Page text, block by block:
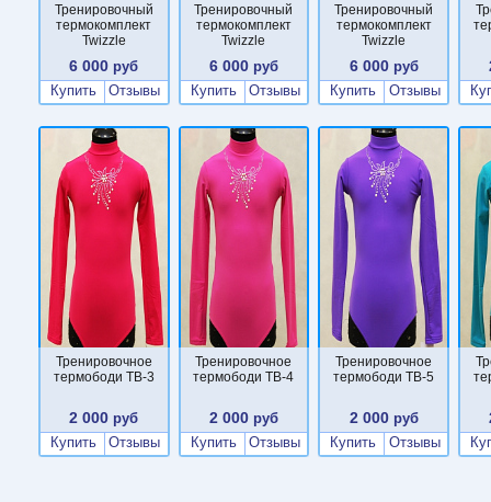
Тренировочный
термокомплект
Twizzle
6 000 руб
Купить
Отзывы
Тренировочный
термокомплект
Twizzle
6 000 руб
Купить
Отзывы
Тренировочный
термокомплект
Twizzle
6 000руб
Купить
Отзывы
Тренировочное
термободи TB-3
2 000 руб
Купить
Отзывы
Тренировочное
термободи TB-4
2 000 руб
Купить
Отзывы
Тренировочное
термободи TB-5
2 000руб
Купить
Отзывы